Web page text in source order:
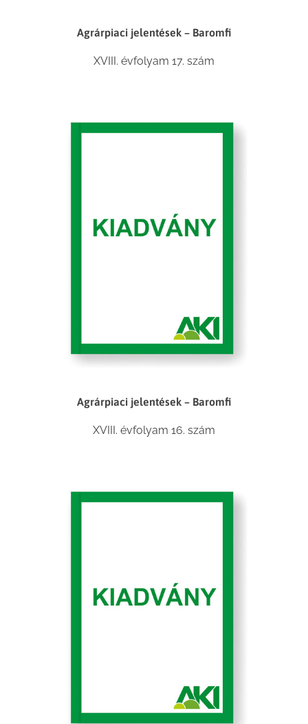
Agrárpiaci jelentések – Baromfi
XVIII. évfolyam 17. szám
Agrárpiaci jelentések – Baromfi
XVIII. évfolyam 16. szám